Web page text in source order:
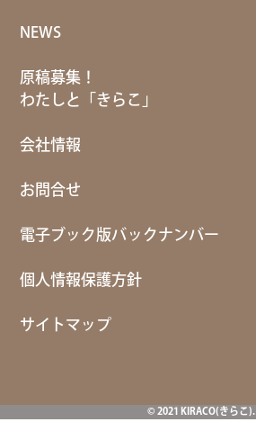
NEWS
原稿募集！
わたしと「きらこ」
会社情報
お問合せ
電子ブック版バックナンバー
個人情報保護方針
サイトマップ
© 2021 KIRACO(きらこ).